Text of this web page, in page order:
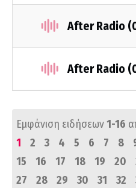
After Radio
After Radio
Εμφάνιση ειδήσεων1-16
1
2 3 4 5 6 7 8
15
16 17 18 19 20
27
28 29 30 31 32